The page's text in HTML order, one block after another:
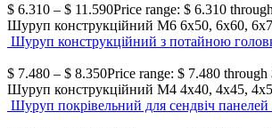
$ 6.310 – $ 11.590Price range: $ 6.310
Шуруп конструкційний М6 6х50, 6х60,
Шуруп конструкційний з потайною
$ 7.480 – $ 8.350Price range: $ 7.480 through
Шуруп конструкційний М4 4х40, 4х45,
Шуруп покрівельний для сендвіч